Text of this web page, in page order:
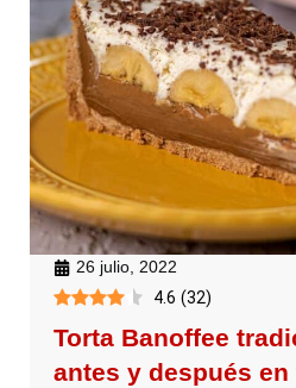
26 julio, 2022
4.6 (32)
Torta Banoffee
antes y después